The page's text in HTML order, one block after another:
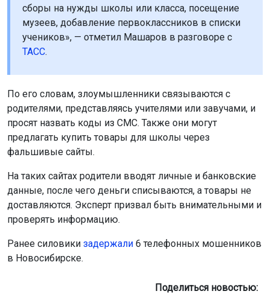
сборы на нужды школы или класса, посещение
музеев, добавление первоклассников в списки
учеников», — отметил Машаров в разговоре с
ТАСС.
По его словам, злоумышленники связываются с
родителями, представляясь учителями или завучами, и
просят назвать коды из СМС. Также они могут
предлагать купить товары для школы через
фальшивые сайты.
На таких сайтах родители вводят личные и банковские
данные, после чего деньги списываются, а товары не
доставляются. Эксперт призвал быть внимательными и
проверять информацию.
Ранее силовики задержали 6 телефонных мошенников
в Новосибирске.
Поделиться новостью: